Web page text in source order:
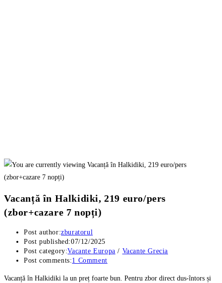
Vacanță în Halkidiki, 219 euro/pers
(zbor+cazare 7 nopți)
Post author:zburatorul
Post published:07/12/2025
Post category:Vacante Europa / Vacante Grecia
Post comments:1 Comment
Vacanță în Halkidiki la un preț foarte bun. Pentru zbor direct dus-întors și